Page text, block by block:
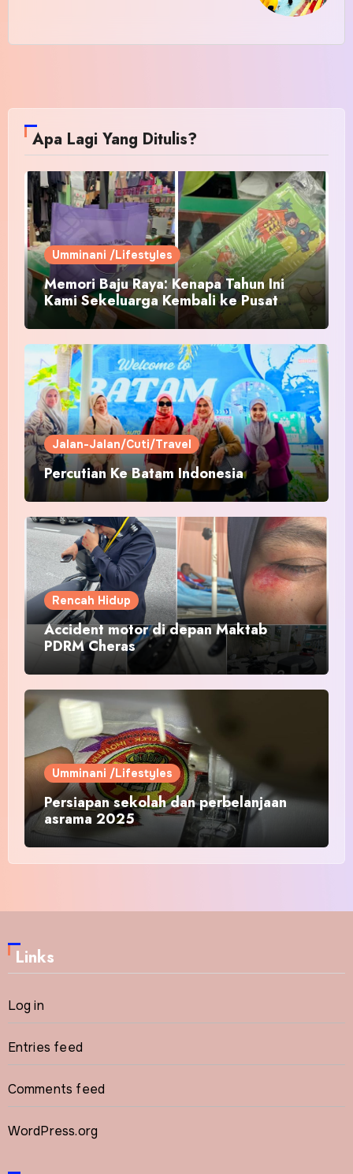
Apa Lagi Yang Ditulis?
Umminani /Lifestyles
Memori Baju Raya: Kenapa Tahun Ini
Kami Sekeluarga Kembali ke Pusat
Pakaian Hari-Hari?
Jalan-Jalan/Cuti/Travel
Percutian Ke Batam Indonesia
Rencah Hidup
Accident motor di depan Maktab
PDRM Cheras
Umminani /Lifestyles
Persiapan sekolah dan perbelanjaan
asrama 2025
Links
Log in
Entries feed
Comments feed
WordPress.org